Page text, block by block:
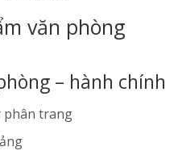
văn phòng
– hành chính
phân trang